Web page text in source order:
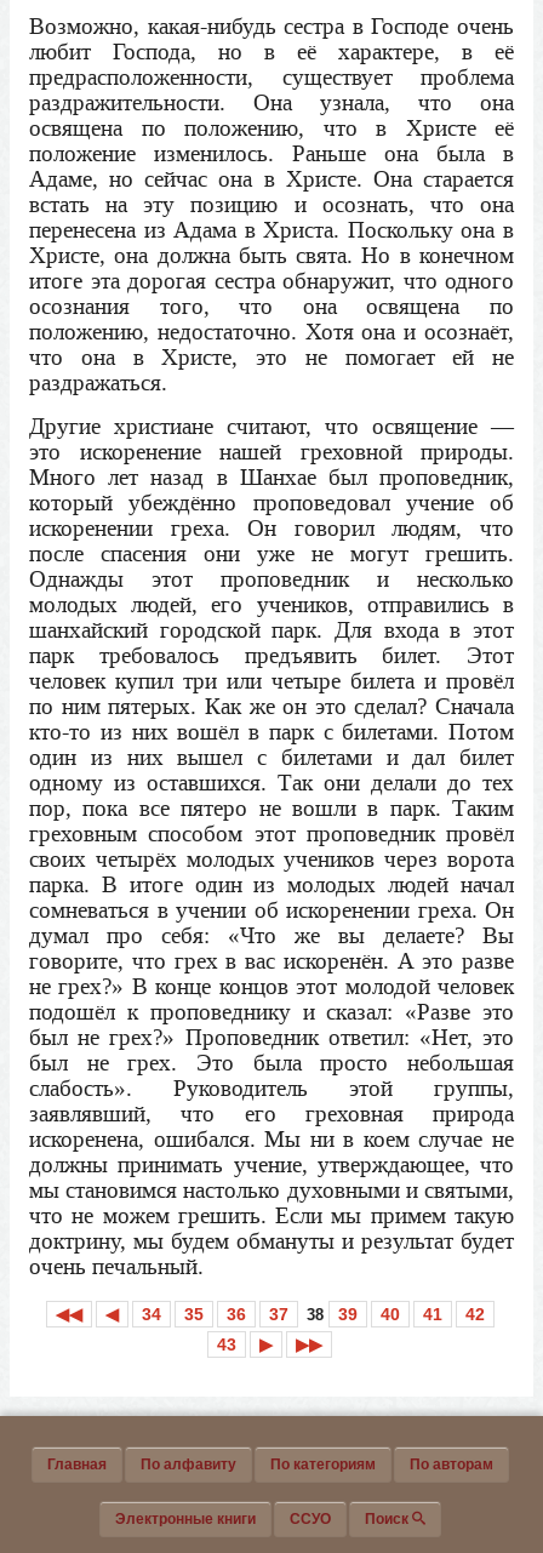
Возможно, какая-нибудь сестра в Господе очень
любит Господа, но в её характере, в её
предрасположенности, существует проблема
раздражительности. Она узнала, что она
освящена по положению, что в Христе её
положение изменилось. Раньше она была в
Адаме, но сейчас она в Христе. Она старается
встать на эту позицию и осознать, что она
перенесена из Адама в Христа. Поскольку она в
Христе, она должна быть свята. Но в конечном
итоге эта дорогая сестра обнаружит, что одного
осознания того, что она освящена по
положению, недостаточно. Хотя она и осознаёт,
что она в Христе, это не помогает ей не
раздражаться.
Другие христиане считают, что освящение —
это искоренение нашей греховной природы.
Много лет назад в Шанхае был проповедник,
который убеждённо проповедовал учение об
искоренении греха. Он говорил людям, что
после спасения они уже не могут грешить.
Однажды этот проповедник и несколько
молодых людей, его учеников, отправились в
шанхайский городской парк. Для входа в этот
парк требовалось предъявить билет. Этот
человек купил три или четыре билета и провёл
по ним пятерых. Как же он это сделал? Сначала
кто-то из них вошёл в парк с билетами. Потом
один из них вышел с билетами и дал билет
одному из оставшихся. Так они делали до тех
пор, пока все пятеро не вошли в парк. Таким
греховным способом этот проповедник провёл
своих четырёх молодых учеников через ворота
парка. В итоге один из молодых людей начал
сомневаться в учении об искоренении греха. Он
думал про себя: «Что же вы делаете? Вы
говорите, что грех в вас искоренён. А это разве
не грех?» В конце концов этот молодой человек
подошёл к проповеднику и сказал: «Разве это
был не грех?» Проповедник ответил: «Нет, это
был не грех. Это была просто небольшая
слабость». Руководитель этой группы,
заявлявший, что его греховная природа
искоренена, ошибался. Мы ни в коем случае не
должны принимать учение, утверждающее, что
мы становимся настолько духовными и святыми,
что не можем грешить. Если мы примем такую
доктрину, мы будем обмануты и результат будет
очень печальный.
◀◀ ◀ 34 35 36 37 38 39 40 41
42
43
▶ ▶▶
Главная По алфавиту По категориям По авторам
Электронные книги ССУО Поиск